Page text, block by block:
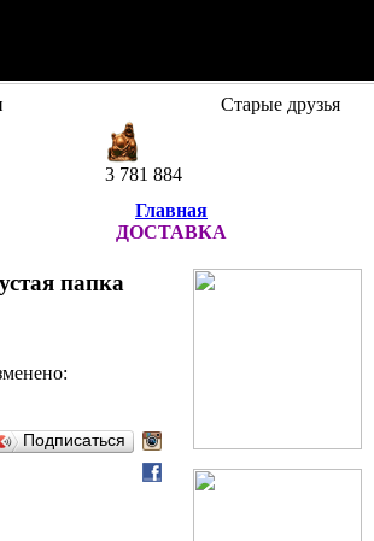
Старые друзья
3 781 884
Главная
ДОСТАВКА
папка
Подписаться